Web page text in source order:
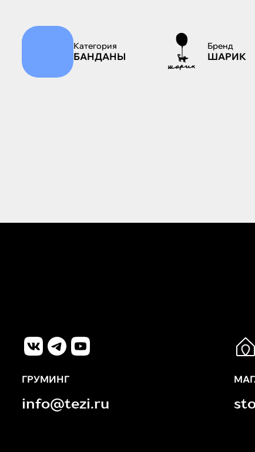
Категория
БАНДАНЫ
Бренд
ШАРИК
ГРУМИНГ
info@tezi.ru